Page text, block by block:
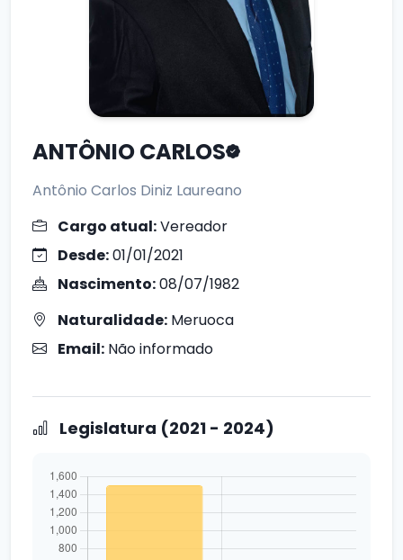
ANTÔNIO CARLOS
Antônio Carlos Diniz Laureano
Cargo atual:Vereador
Desde:01/01/2021
Nascimento:08/07/1982
Naturalidade: Meruoca
Email: Não informado
Legislatura (2021 - 2024)